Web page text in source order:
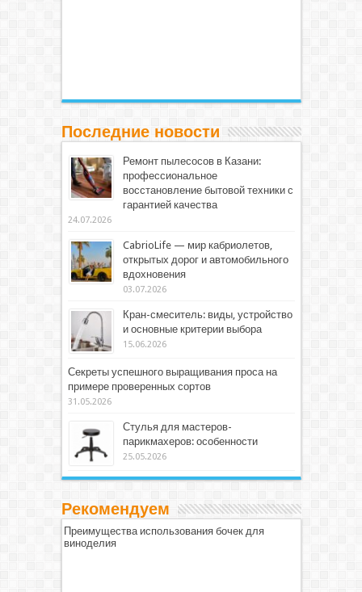
Последние новости
Ремонт пылесосов в Казани:
профессиональное
восстановление бытовой техники с
гарантией качества
24.07.2026
CabrioLife — мир кабриолетов,
открытых дорог и автомобильного
вдохновения
03.07.2026
Кран-смеситель: виды, устройство
и основные критерии выбора
15.06.2026
Секреты успешного выращивания проса на
примере проверенных сортов
31.05.2026
Стулья для мастеров-
парикмахеров: особенности
25.05.2026
Рекомендуем
Преимущества использования бочек для
виноделия